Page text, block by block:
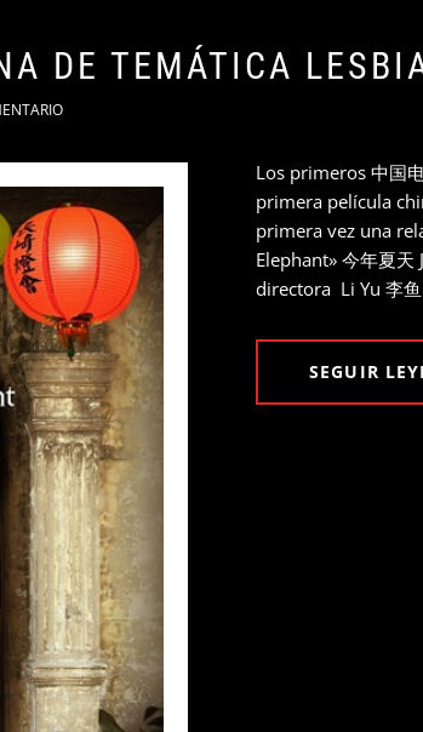
DE TEMÁTICA
Los primeros 中国
primera película
primera vez una
Elephant» 今年夏
directora Li Yu 李
SEGUIR